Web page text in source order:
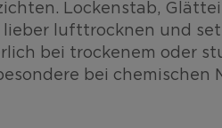
Lockenstab,
lufttrocknen und
bei trockenem oder
bei chemischen